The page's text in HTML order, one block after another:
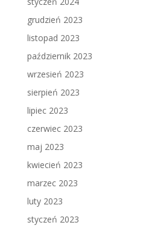
grudzień 2023
listopad 2023
październik 2023
wrzesień 2023
sierpień 2023
lipiec 2023
czerwiec 2023
maj 2023
kwiecień 2023
marzec 2023
luty 2023
styczeń 2023